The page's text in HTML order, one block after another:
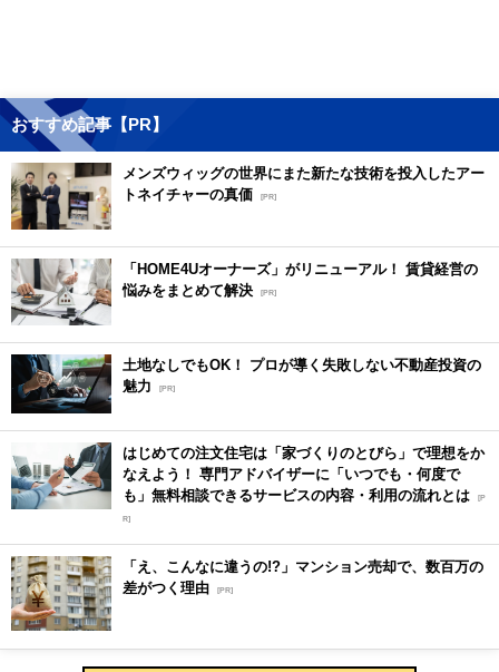
おすすめ記事【PR】
メンズウィッグの世界にまた新たな技術を投入したアー
トネイチャーの真価 [PR]
「HOME4Uオーナーズ」がリニューアル！ 賃貸経営の
悩みをまとめて解決 [PR]
土地なしでもOK！ プロが導く失敗しない不動産投資の
魅力
[PR]
はじめての注文住宅は「家づくりのとびら」で理想をか
なえよう！ 専門アドバイザーに「いつでも・何度で
も」無料相談できるサービスの内容・利用の流れとは [P
R]
「え、こんなに違うの!?」マンション売却で、数百万の
差がつく理由 [PR]